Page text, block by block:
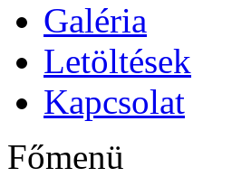
Galéria
Letöltések
Kapcsolat
Főmenü